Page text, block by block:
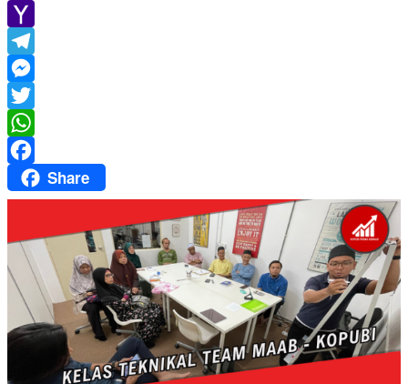
Gmail
Yahoo
Mail
Telegram
Messenger
Twitter
WhatsApp
FacebookShare